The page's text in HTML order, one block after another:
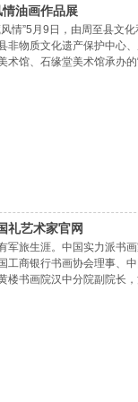
油画作品展
情”5月9日，由周至县文
非物质文化遗产保护中心
馆、石缘堂美术馆承办
礼艺术家官网
军旅生涯。中国实力派书
工商银行书画协会理事、
楼书画院汉中分院副院长